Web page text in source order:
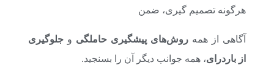
هرگونه تصمیم گیری، ضمن
آگاهی از همه روش‌های پیشگیری حاملگی و جلوگیری
از باردرای، همه جوانب دیگر آن را بسنجید.